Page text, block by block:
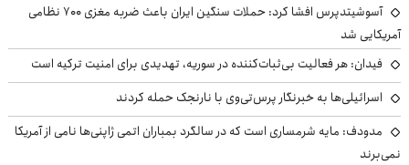
آسوشیتدپرس افشا کرد: حملات سنگین ایران باعث ضربه مغزی ۷۰۰ نظامی
آمریکایی شد
فیدان: هر فعالیت بی‌ثبات‌کننده در سوریه، تهدیدی برای امنیت ترکیه است
اسرائیلی‌ها به خبرنگار پرس‌تی‌وی با نارنجک حمله کردند
مدودف: مایه شرمساری است که در سالگرد بمباران اتمی ژاپنی‌ها نامی از آمریکا
نمی‌برند